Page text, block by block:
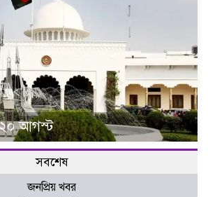
২০ আগস্ট
সবশেষ
জনপ্রিয় খবর